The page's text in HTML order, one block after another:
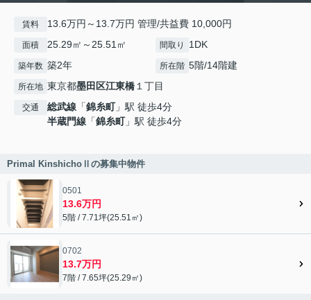
賃料 13.6万円～13.7万円 管理/共益費 10,000円
面積 25.29㎡～25.51㎡ 間取り 1DK
築年数 築2年 所在階 5階/14階建
所在地 東京都墨田区江東橋１丁目
交通 総武線 「錦糸町」駅 徒歩4分
半蔵門線 「錦糸町」駅 徒歩4分
Primal KinshichoⅡの募集中物件
0501
13.6万円
5階 / 7.71坪(25.51㎡)
0702
13.7万円
7階 / 7.65坪(25.29㎡)